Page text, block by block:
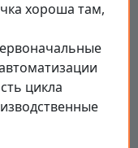
хороша там,
цикла